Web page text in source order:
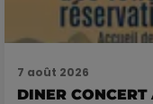
7 août 2026
DINER